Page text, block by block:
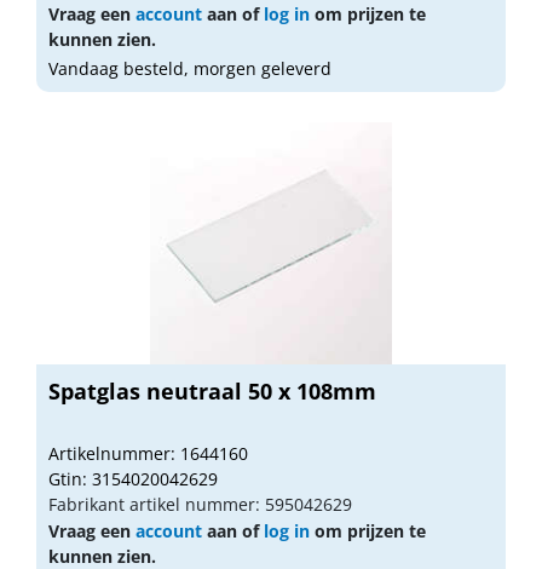
Vraag een account aan of log in om prijzen te
kunnen zien.
Vandaag besteld, morgen geleverd
Spatglas neutraal 50 x 108mm
Artikelnummer: 1644160
Gtin: 3154020042629
Fabrikant artikel nummer: 595042629
Vraag een account aan of log in om prijzen te
kunnen zien.